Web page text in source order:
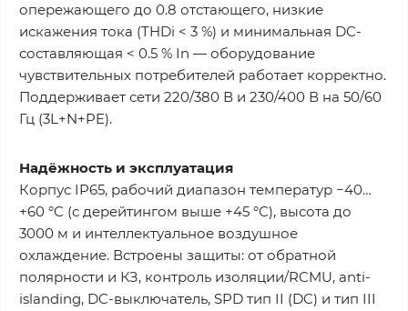
опережающего до 0.8 отстающего, низкие
искажения тока (THDi < 3 %) и минимальная DC-
составляющая < 0.5 % In — оборудование
чувствительных потребителей работает корректно.
Поддерживает сети 220/380 В и 230/400 В на 50/60
Гц (3L+N+PE).
Надёжность и эксплуатация
Корпус IP65, рабочий диапазон температур −40…
+60 °C (с дерейтингом выше +45 °C), высота до
3000 м и интеллектуальное воздушное
охлаждение. Встроены защиты: от обратной
полярности и КЗ, контроль изоляции/RCMU, anti-
islanding, DC-выключатель, SPD тип II (DC) и тип III